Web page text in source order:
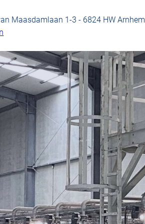
Maasdamlaan 1-3 - 6824 HW Arnhem